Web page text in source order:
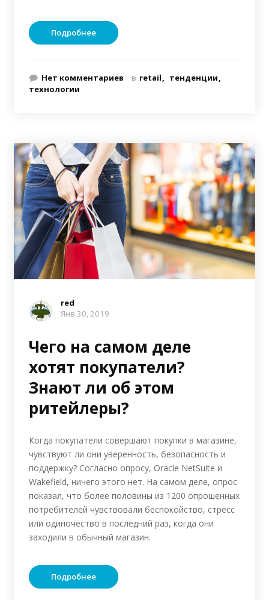
Подробнее
Нет комментариев в retail
тенденции
технологии
red
Янв 30, 2019
Чего на самом деле
хотят покупатели?
Знают ли об этом
ритейлеры?
Когда покупатели совершают покупки в магазине,
чувствуют ли они уверенность, безопасность и
поддержку? Согласно опросу, Oracle NetSuite и
Wakefield, ничего этого нет. На самом деле, опрос
показал, что более половины из 1200 опрошенных
потребителей чувствовали беспокойство, стресс
или одиночество в последний раз, когда они
заходили в обычный магазин.
Подробнее